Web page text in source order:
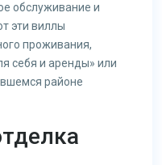
обслуживание и
эти виллы
проживания,
себя и аренды» или
районе